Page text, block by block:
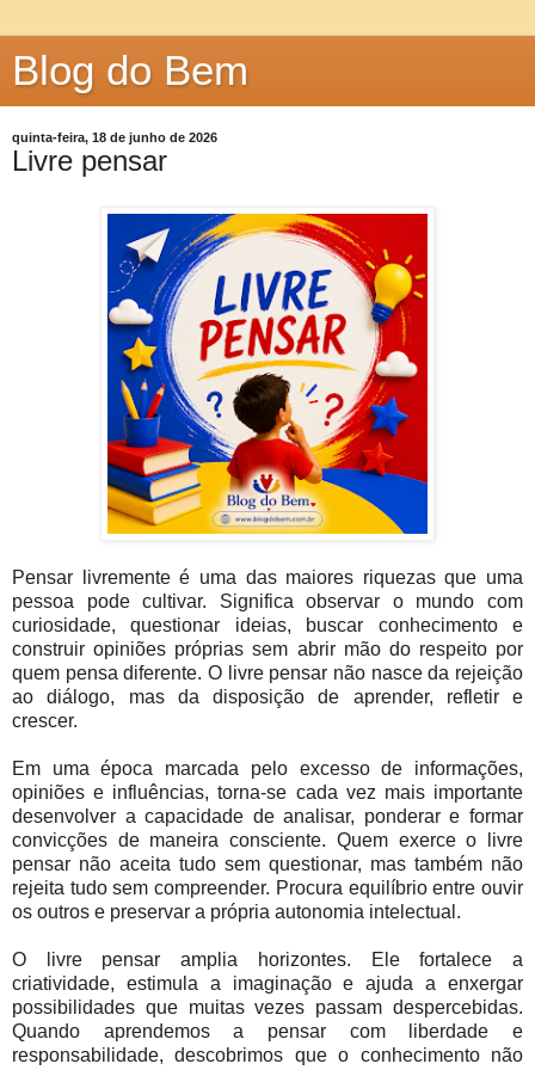
Blog do Bem
quinta-feira, 18 de junho de 2026
Livre pensar
Pensar livremente é uma das maiores riquezas que uma
pessoa pode cultivar. Significa observar o mundo com
curiosidade, questionar ideias, buscar conhecimento e
construir opiniões próprias sem abrir mão do respeito por
quem pensa diferente. O livre pensar não nasce da rejeição
ao diálogo, mas da disposição de aprender, refletir e
crescer.
Em uma época marcada pelo excesso de informações,
opiniões e influências, torna-se cada vez mais importante
desenvolver a capacidade de analisar, ponderar e formar
convicções de maneira consciente. Quem exerce o livre
pensar não aceita tudo sem questionar, mas também não
rejeita tudo sem compreender. Procura equilíbrio entre ouvir
os outros e preservar a própria autonomia intelectual.
O livre pensar amplia horizontes. Ele fortalece a
criatividade, estimula a imaginação e ajuda a enxergar
possibilidades que muitas vezes passam despercebidas.
Quando aprendemos a pensar com liberdade e
responsabilidade, descobrimos que o conhecimento não